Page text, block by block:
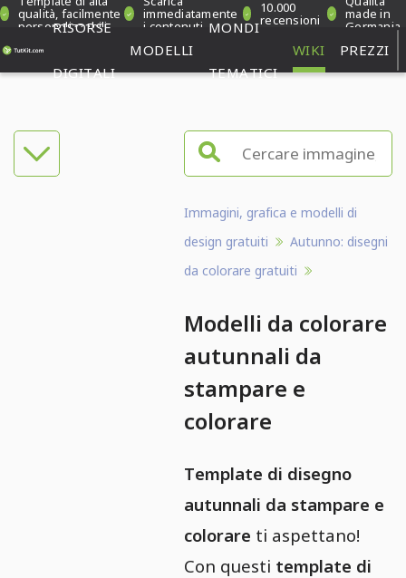
qualità, facilmente
personalizzabili
immediatamente
i contenuti
10.000
recensioni made in
Germania
RISORSE
DIGITALI
MODELLI
MONDI
TEMATICI
WIKI PREZZI
Immagini, grafica e modelli di
design gratuiti
Autunno: disegni
da colorare gratuiti
Modelli da colorare
autunnali da
stampare e
colorare
Template di disegno
autunnali da stampare e
colorare ti aspettano!
Con questi template di